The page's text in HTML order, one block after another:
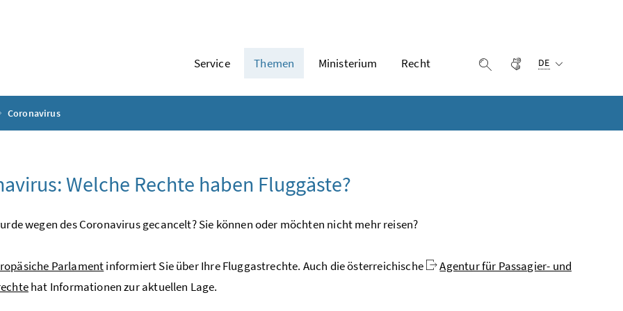
Service Themen Ministerium Recht Suche einblenden
Gebärdensprache
DE
Coronavirus
Welche Rechte haben Fluggäste?
wegen des Coronavirus gecancelt? Sie können oder möchten nicht mehr reisen?
Parlamentinformiert Sie über Ihre Fluggastrechte. Auch die österreichische
Agentur für Passagier- und
hat Informationen zur aktuellen Lage.